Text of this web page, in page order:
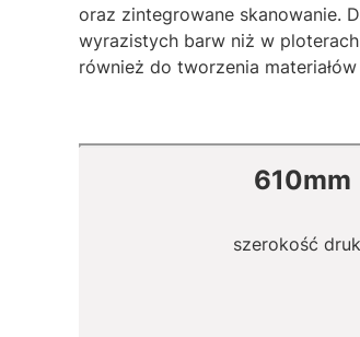
oraz zintegrowane skanowanie.
wyrazistych barw niż w
również do tworzenia
610mm
szerokość